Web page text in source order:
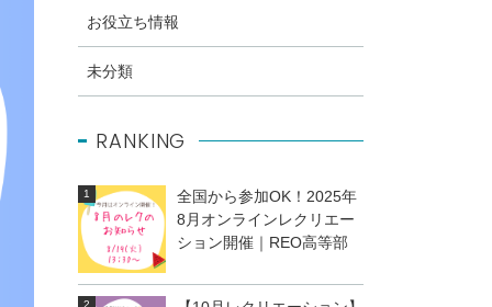
お役立ち情報
未分類
RANKING
全国から参加OK！2025年
8月オンラインレクリエー
ション開催｜REO高等部